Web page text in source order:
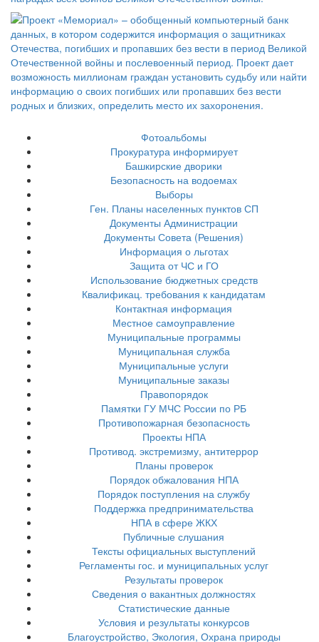
Фотоальбомы
Прокуратура информирует
Башкирские дворики
Безопасность на водоемах
Выборы
Ген. Планы населенных пунктов СП
Документы Администрации
Документы Совета (Решения)
Информация о льготах
Защита от ЧС и ГО
Использование бюджетных средств
Квалификац. требования к кандидатам
Контактная информация
Местное самоуправление
Муниципальные программы
Муниципальная служба
Муниципальные услуги
Муниципальные заказы
Правопорядок
Памятки ГУ МЧС России по РБ
Противопожарная безопасность
Проекты НПА
Противод. экстремизму, антитеррор
Планы проверок
Порядок обжалования НПА
Порядок поступления на службу
Поддержка предпринимательства
НПА в сфере ЖКХ
Публичные слушания
Тексты официальных выступлений
Регламенты гос. и муниципальных услуг
Результаты проверок
Сведения о вакантных должностях
Статистические данные
Условия и результаты конкурсов
Благоустройство, Экология, Охрана природы